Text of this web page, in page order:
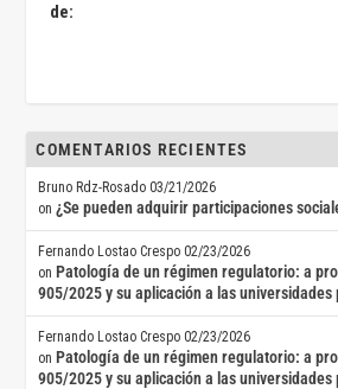
de:
COMENTARIOS RECIENTES
Bruno Rdz-Rosado 03/21/2026
on¿Se pueden adquirir participaciones
Fernando Lostao Crespo 02/23/2026
on Patología de un régimen regulatorio: a
905/2025 y su aplicación a las universidades
Fernando Lostao Crespo 02/23/2026
on Patología de un régimen regulatorio: a
905/2025 y su aplicación a las universidades